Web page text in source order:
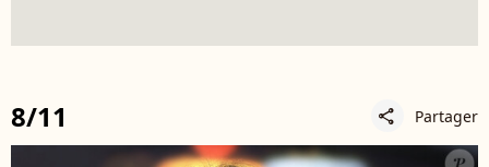
8/11 share Partager